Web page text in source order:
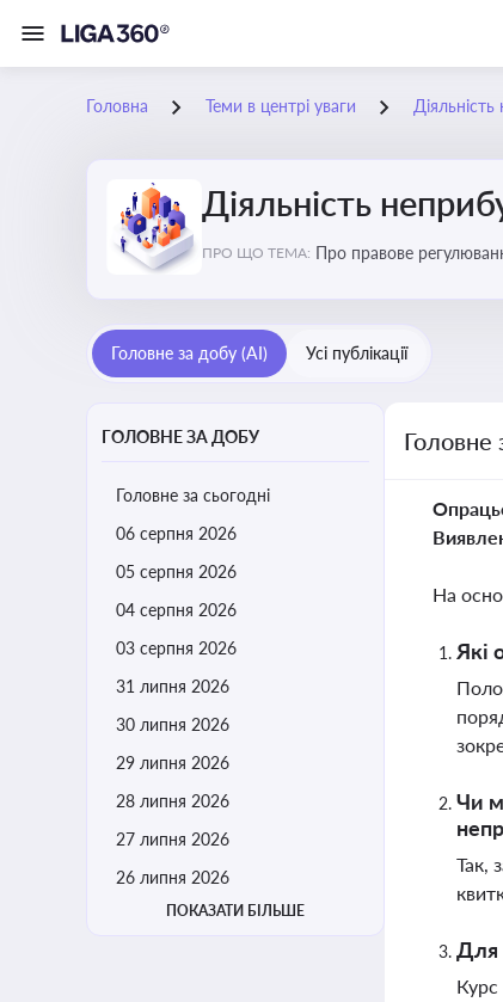
Головна Теми в центрі уваги Діяльність
Діяльність
ПРО ЩО ТЕМА:
Головне за добу (AI) Усі публікації
ГОЛОВНЕ ЗА ДОБУ
Головне за сьогодні
06 серпня 2026
05 серпня 2026
04 серпня 2026
03 серпня 2026
31 липня 2026
30 липня 2026
29 липня 2026
28 липня 2026
27 липня 2026
26 липня 2026
ПОКАЗАТИ БІЛЬШЕ
Головне
На
Які
Чи
Так,
Для
Курс